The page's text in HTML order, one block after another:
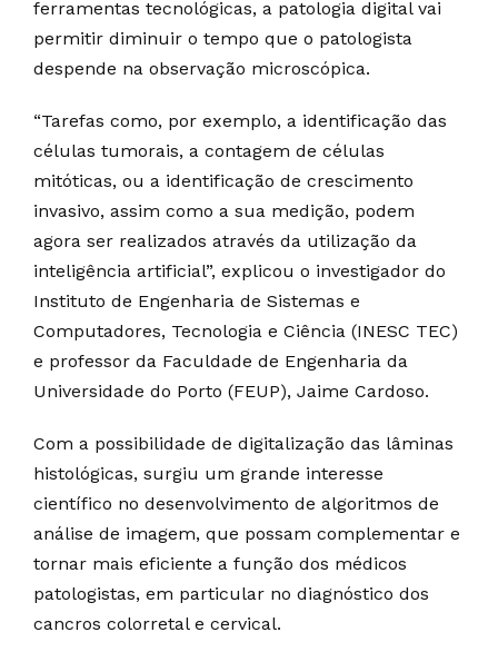
ferramentas tecnológicas, a patologia digital vai
permitir diminuir o tempo que o patologista
despende na observação microscópica.
“Tarefas como, por exemplo, a identificação das
células tumorais, a contagem de células
mitóticas, ou a identificação de crescimento
invasivo, assim como a sua medição, podem
agora ser realizados através da utilização da
inteligência artificial”, explicou o investigador do
Instituto de Engenharia de Sistemas e
Computadores, Tecnologia e Ciência (INESC TEC)
e professor da Faculdade de Engenharia da
Universidade do Porto (FEUP), Jaime Cardoso.
Com a possibilidade de digitalização das lâminas
histológicas, surgiu um grande interesse
científico no desenvolvimento de algoritmos de
análise de imagem, que possam complementar e
tornar mais eficiente a função dos médicos
patologistas, em particular no diagnóstico dos
cancros colorretal e cervical.